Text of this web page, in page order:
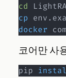
cd
cp
docker
코어만 사
pip